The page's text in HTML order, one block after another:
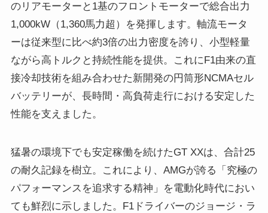
のリアモーターと1基のフロントモーターで総合出力
1,000kW（1,360馬力超）を発揮します。軸流モータ
ーは従来型に比べ約3倍の出力密度を誇り、小型軽量
ながら高トルクと持続性能を提供。これにF1由来の直
接冷却技術を組み合わせた新開発の円筒形NCMAセル
バッテリーが、長時間・高負荷走行における安定した
性能を支えました。
猛暑の環境下でも安定稼働を続けたGT XXは、合計25
の耐久記録を樹立。これにより、AMGが誇る「究極の
パフォーマンスを追求する精神」を電動化時代におい
ても鮮烈に示しました。F1ドライバーのジョージ・ラ